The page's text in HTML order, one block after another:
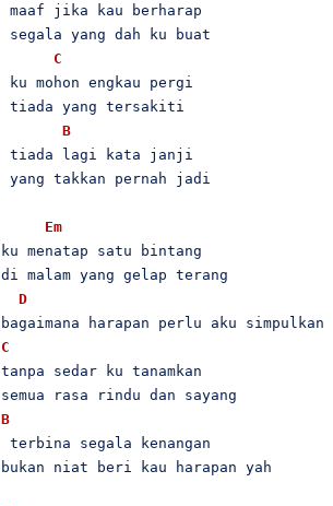
maaf jika kau berharap
segala yang dah ku buat
C
ku mohon engkau pergi
tiada yang tersakiti
B
tiada lagi kata janji
yang takkan pernah jadi
Em
ku menatap satu bintang
di malam yang gelap terang
D
C
tanpa sedar ku tanamkan
B
terbina segala kenangan
bukan niat beri kau harapan yah